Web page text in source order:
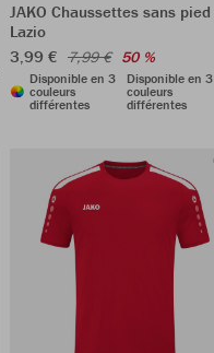
JAKO Chaussettes sans pied
Lazio
3,99 € 7,99 € 50 %
Disponible en 3
couleurs
différentes
Disponible en 3
couleurs
différentes